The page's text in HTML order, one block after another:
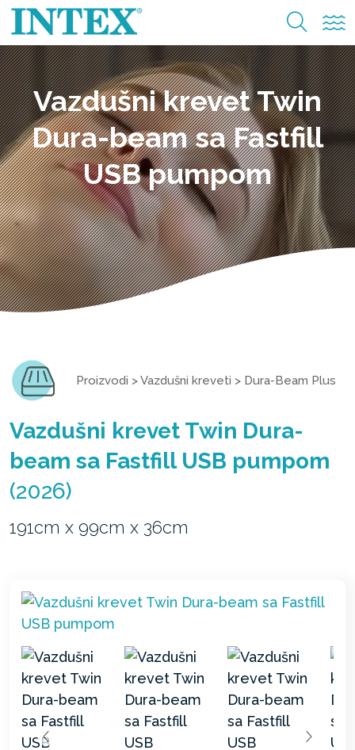
Vazdušni krevet Twin
Dura-beam sa Fastfill
USB pumpom
Proizvodi >Vazdušni kreveti > Dura-Beam Plus
Vazdušni krevet Twin Dura-
beam sa Fastfill USB pumpom
(2026)
191cm x 99cm x 36cm